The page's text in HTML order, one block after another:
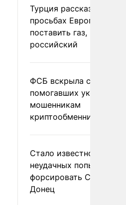
Турция рассказала о
просьбах Европы
поставить газ, но не
российский
ФСБ вскрыла сеть
помогавших
мошенникам
криптообменников
Стало известно о
неудачных попытках
форсировать
Донец